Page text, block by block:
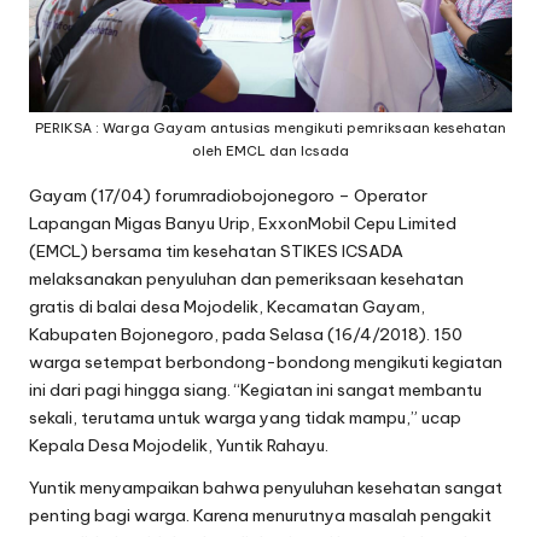
PERIKSA : Warga Gayam antusias mengikuti pemriksaan kesehatan
oleh EMCL dan Icsada
Gayam (17/04) forumradiobojonegoro – Operator
Lapangan Migas Banyu Urip, ExxonMobil Cepu Limited
(EMCL) bersama tim kesehatan STIKES ICSADA
melaksanakan penyuluhan dan pemeriksaan kesehatan
gratis di balai desa Mojodelik, Kecamatan Gayam,
Kabupaten Bojonegoro, pada Selasa (16/4/2018). 150
warga setempat berbondong-bondong mengikuti kegiatan
ini dari pagi hingga siang. “Kegiatan ini sangat membantu
sekali, terutama untuk warga yang tidak mampu,” ucap
Kepala Desa Mojodelik, Yuntik Rahayu.
Yuntik menyampaikan bahwa penyuluhan kesehatan sangat
penting bagi warga. Karena menurutnya masalah pengakit